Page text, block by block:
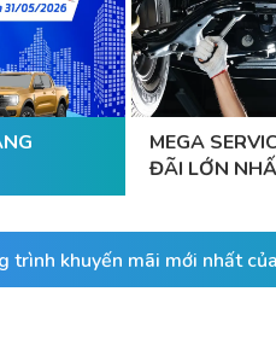
MEGA
ĐÃI LỚN
trình khuyến mãi mới nhất